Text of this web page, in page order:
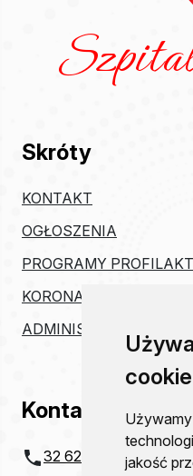
cookie
jakość
Skróty
KONTAKT
OGŁOSZENIA
PROGRAMY
KORONAWIRUS
ADMINISTRACJA
Kontakt
32 621 20 00